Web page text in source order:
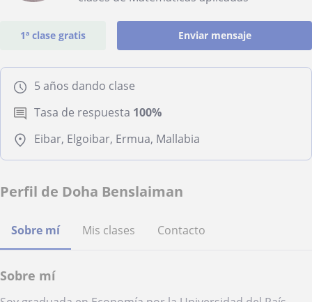
1ª clase gratis Enviar mensaje
5 años dando clase
Tasa de respuesta 100%
Eibar, Elgoibar, Ermua, Mallabia
Perfil de Doha Benslaiman
Sobre mí Mis clases Contacto
Sobre mí